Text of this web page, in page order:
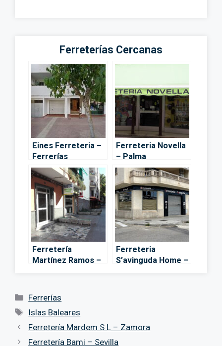
Ferreterías Cercanas
Eines Ferreteria –
Ferrerías
Ferreteria Novella
– Palma
Ferretería
Martínez Ramos –
Ferreteria
S’avinguda Home –
Categorías
Ferrerías
Etiquetas
Islas Baleares
Ferretería Mardem S L – Zamora
Ferretería Bami – Sevilla